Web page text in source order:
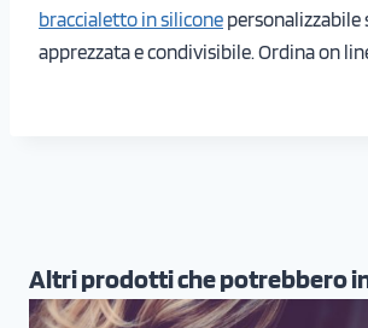
braccialetto in silicone personalizzabile
apprezzata e condivisibile. Ordina on
Altri prodotti che potrebbero